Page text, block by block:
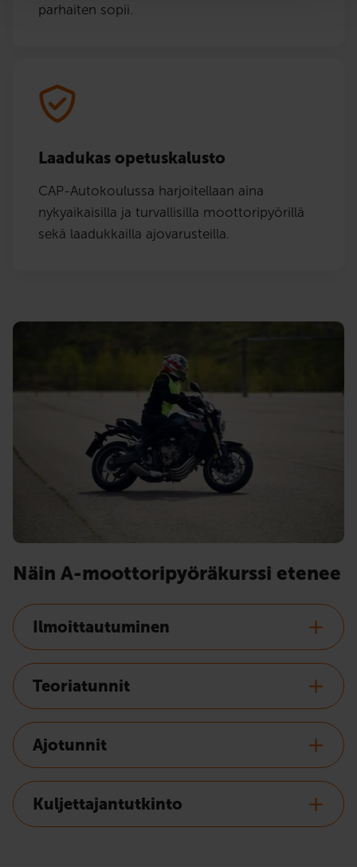
parhaiten sopii.
Laadukas opetuskalusto
CAP-Autokoulussa harjoitellaan aina
nykyaikaisilla ja turvallisilla moottoripyörillä
sekä laadukkailla ajovarusteilla.
Näin A-moottoripyöräkurssi etenee
Ilmoittautuminen
Teoriatunnit
Ajotunnit
Kuljettajantutkinto